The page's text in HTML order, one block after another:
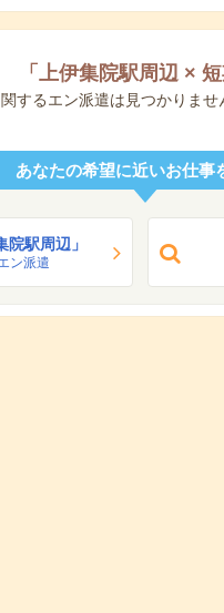
「 上伊集院駅周辺 ×
するエン派遣は見つかりませ
あなたの希望に近いお仕事
院駅周辺」
ン派遣